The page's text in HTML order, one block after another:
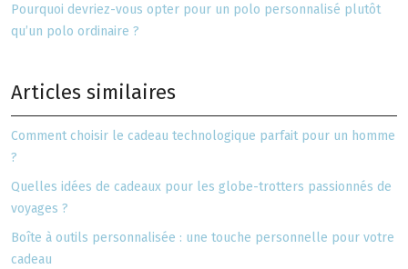
Pourquoi devriez-vous opter pour un polo personnalisé plutôt
qu’un polo ordinaire ?
Articles similaires
Comment choisir le cadeau technologique parfait pour un homme
?
Quelles idées de cadeaux pour les globe-trotters passionnés de
voyages ?
Boîte à outils personnalisée : une touche personnelle pour votre
cadeau